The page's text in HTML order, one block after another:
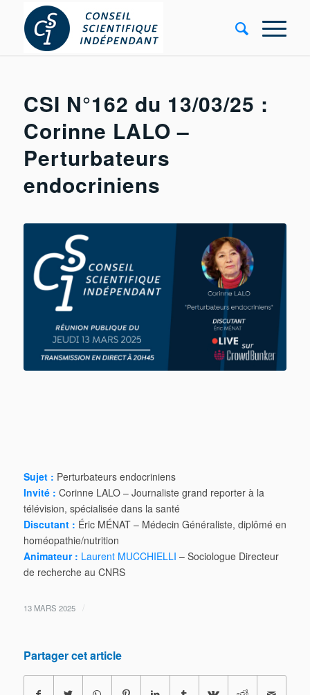
CSI N°162 du 13/03/25 :
Corinne LALO –
Perturbateurs
endocriniens
Sujet : Perturbateurs endocriniens
Invité : Corinne LALO – Journaliste grand reporter à la
télévision, spécialisée dans la santé
Discutant : Éric MÉNAT – Médecin Généraliste, diplômé en
homéopathie/nutrition
Animateur : Laurent MUCCHIELLI – Sociologue Directeur
de recherche au CNRS
13 MARS 2025 /
Partager cet article